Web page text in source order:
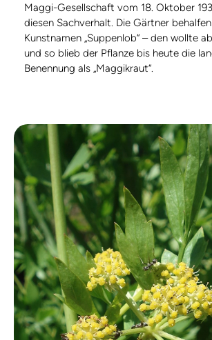
Maggi-Gesellschaft vom 18. Oktober
diesen Sachverhalt. Die Gärtner
Kunstnamen „Suppenlob“ – den wollte
und so blieb der Pflanze bis heute die
Benennung als „Maggikraut“.